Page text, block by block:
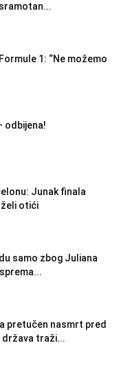
1: “Ne možemo
odbijena!
Junak finala
otići
samo zbog Juliana
pretučen nasmrt pred
država traži...